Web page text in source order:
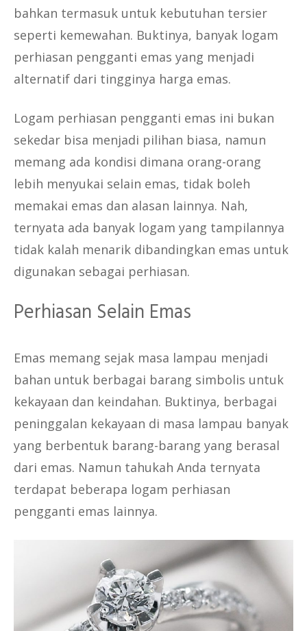
bahkan termasuk untuk kebutuhan tersier
seperti kemewahan. Buktinya, banyak logam
perhiasan pengganti emas yang menjadi
alternatif dari tingginya harga emas.
Logam perhiasan pengganti emas ini bukan
sekedar bisa menjadi pilihan biasa, namun
memang ada kondisi dimana orang-orang
lebih menyukai selain emas, tidak boleh
memakai emas dan alasan lainnya. Nah,
ternyata ada banyak logam yang tampilannya
tidak kalah menarik dibandingkan emas untuk
digunakan sebagai perhiasan.
Perhiasan Selain Emas
Emas memang sejak masa lampau menjadi
bahan untuk berbagai barang simbolis untuk
kekayaan dan keindahan. Buktinya, berbagai
peninggalan kekayaan di masa lampau banyak
yang berbentuk barang-barang yang berasal
dari emas. Namun tahukah Anda ternyata
terdapat beberapa logam perhiasan
pengganti emas lainnya.